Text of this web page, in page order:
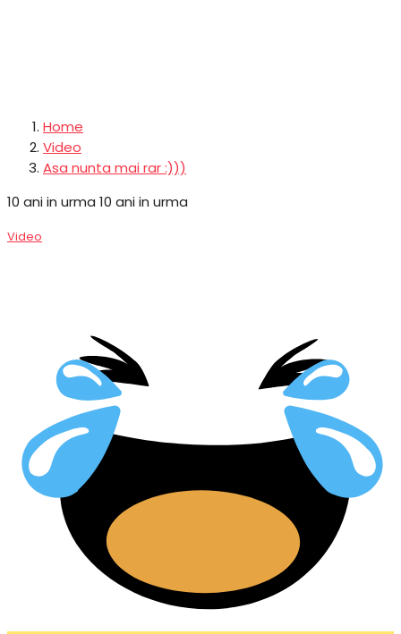
Home
Video
Asa nunta mai rar :)))
10 ani in urma 10 ani in urma
Video